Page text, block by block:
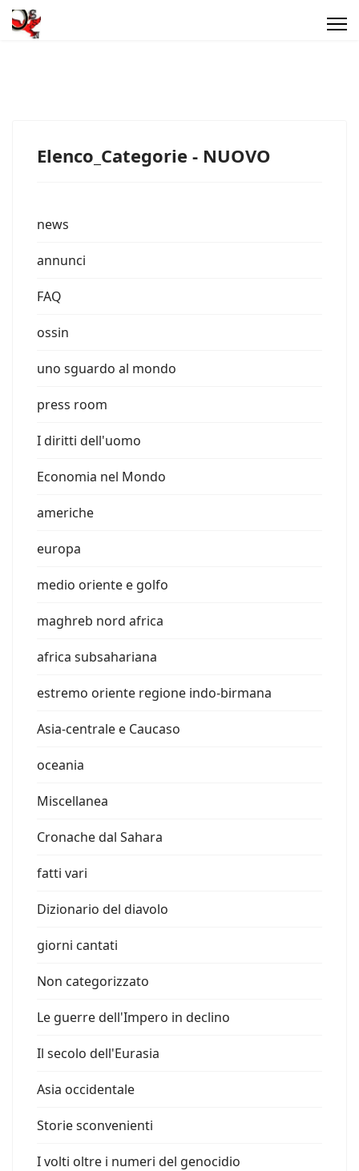
Elenco_Categorie - NUOVO
news
annunci
FAQ
ossin
uno sguardo al mondo
press room
I diritti dell'uomo
Economia nel Mondo
americhe
europa
medio oriente e golfo
maghreb nord africa
africa subsahariana
estremo oriente regione indo-birmana
Asia-centrale e Caucaso
oceania
Miscellanea
Cronache dal Sahara
fatti vari
Dizionario del diavolo
giorni cantati
Non categorizzato
Le guerre dell'Impero in declino
Il secolo dell'Eurasia
Asia occidentale
Storie sconvenienti
I volti oltre i numeri del genocidio